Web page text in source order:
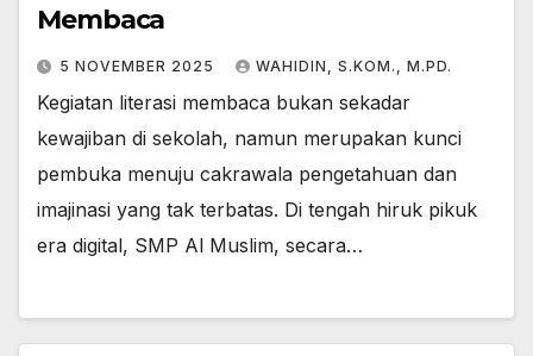
Membaca
5 NOVEMBER 2025 WAHIDIN, S.KOM., M.PD.
Kegiatan literasi membaca bukan sekadar
kewajiban di sekolah, namun merupakan kunci
pembuka menuju cakrawala pengetahuan dan
imajinasi yang tak terbatas. Di tengah hiruk pikuk
era digital, SMP Al Muslim, secara…